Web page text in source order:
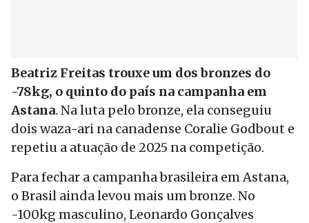
Beatriz Freitas trouxe um dos bronzes do
-78kg, o quinto do país na campanha em
Astana. Na luta pelo bronze, ela conseguiu
dois waza-ari na canadense Coralie Godbout e
repetiu a atuação de 2025 na competição.
Para fechar a campanha brasileira em Astana,
o Brasil ainda levou mais um bronze. No
-100kg masculino, Leonardo Gonçalves